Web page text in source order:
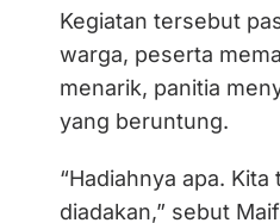
Kegiatan tersebut
warga, peserta
menarik, panitia
yang beruntung.
“Hadiahnya apa.
diadakan,” sebut